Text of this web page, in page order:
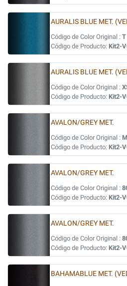
AURALIS BLUE MET.
Código de Color Original : T
Código de Producto: Kit2-
AURALIS BLUE MET.
Código de Color Original :
Código de Producto: Kit2-
AVALON/GREY MET.
Código de Color Original : M
Código de Producto: Kit2-
AVALON/GREY MET.
Código de Color Original :
Código de Producto: Kit2-
AVALON/GREY MET.
Código de Color Original :
Código de Producto: Kit2-
BAHAMABLUE MET.